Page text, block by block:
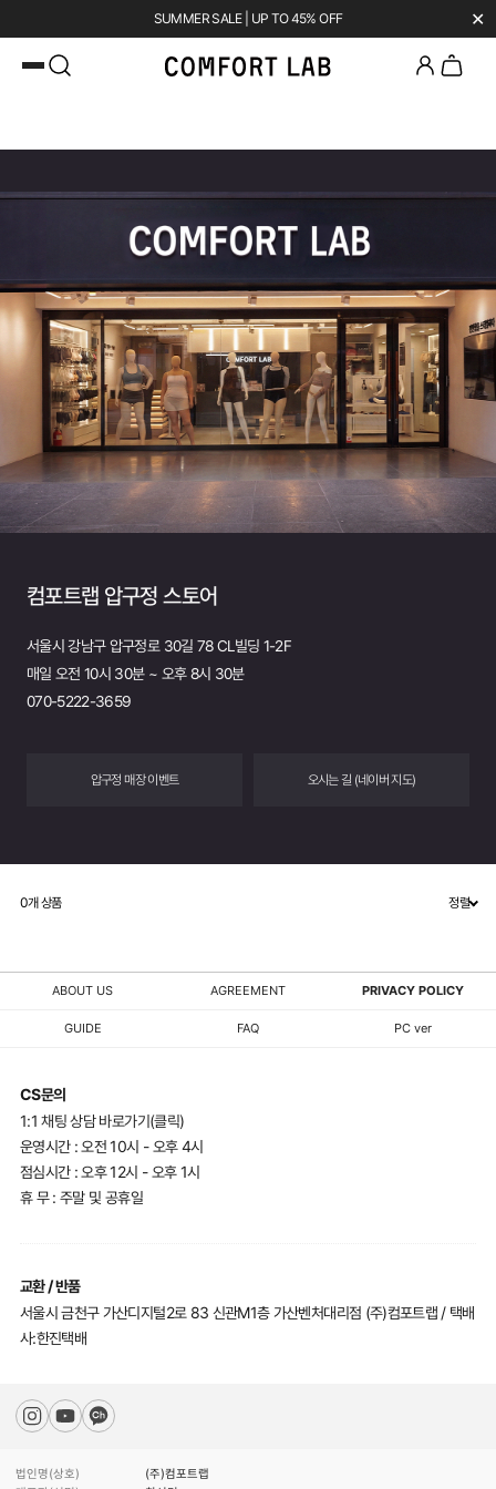
카카오채널 추가 하고 10,000원 쿠폰 받기
첫 구매 시 베스트셀러 50% 즉시 할인
✕
컴포트랩 압구정 스토어
서울시 강남구 압구정로 30길 78 CL빌딩 1-2F
매일 오전 10시 30분 ~ 오후 8시 30분
070-5222-3659
압구정 매장 이벤트 오시는 길 (네이버 지도)
0개 상품 정렬
ABOUT US AGREEMENT PRIVACY POLICY
GUIDE FAQ PC ver
CS문의
1:1 채팅 상담 바로가기(클릭)
운영시간 : 오전 10시 - 오후 4시
점심시간 : 오후 12시 - 오후 1시
휴 무 : 주말 및 공휴일
교환 / 반품
서울시 금천구 가산디지털2로 83 신관M1층 가산벤처대리점 (주)컴포트랩 / 택배
사:한진택배
법인명(상호)
(주)컴포트랩